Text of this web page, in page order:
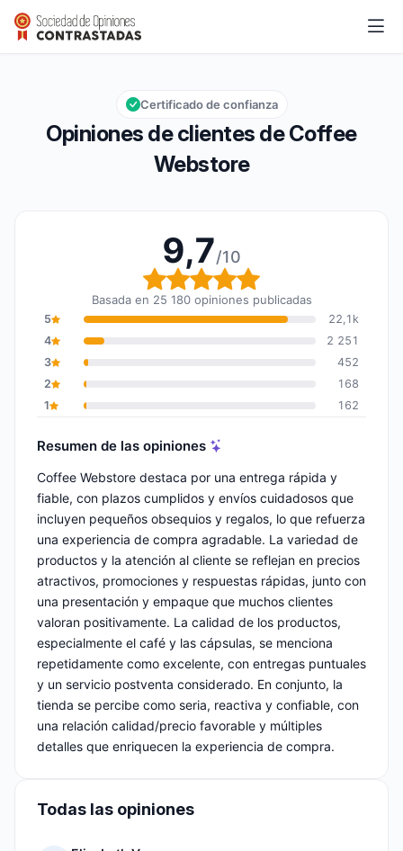
Coffee Webstore
Calificación global: 9,7 de 10
9,7/10
Opiniones de clientes de Coffee
Webstore
Certificado de confianza
9,7/10
Calificación global: 9,7
Basada en 25 180 opiniones publicadas
5
22,1k
4
2 251
3
452
2
168
1
162
Resumen de las opiniones
Coffee Webstore destaca por una entrega rápida y
fiable, con plazos cumplidos y envíos cuidadosos que
incluyen pequeños obsequios y regalos, lo que refuerza
una experiencia de compra agradable. La variedad de
productos y la atención al cliente se reflejan en precios
atractivos, promociones y respuestas rápidas, junto con
una presentación y empaque que muchos clientes
valoran positivamente. La calidad de los productos,
especialmente el café y las cápsulas, se menciona
repetidamente como excelente, con entregas puntuales
y un servicio postventa considerado. En conjunto, la
tienda se percibe como seria, reactiva y confiable, con
una relación calidad/precio favorable y múltiples
detalles que enriquecen la experiencia de compra.
Todas las opiniones